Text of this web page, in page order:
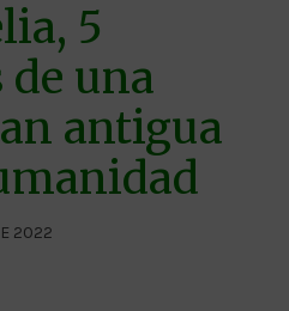
5
una
antigua
2022